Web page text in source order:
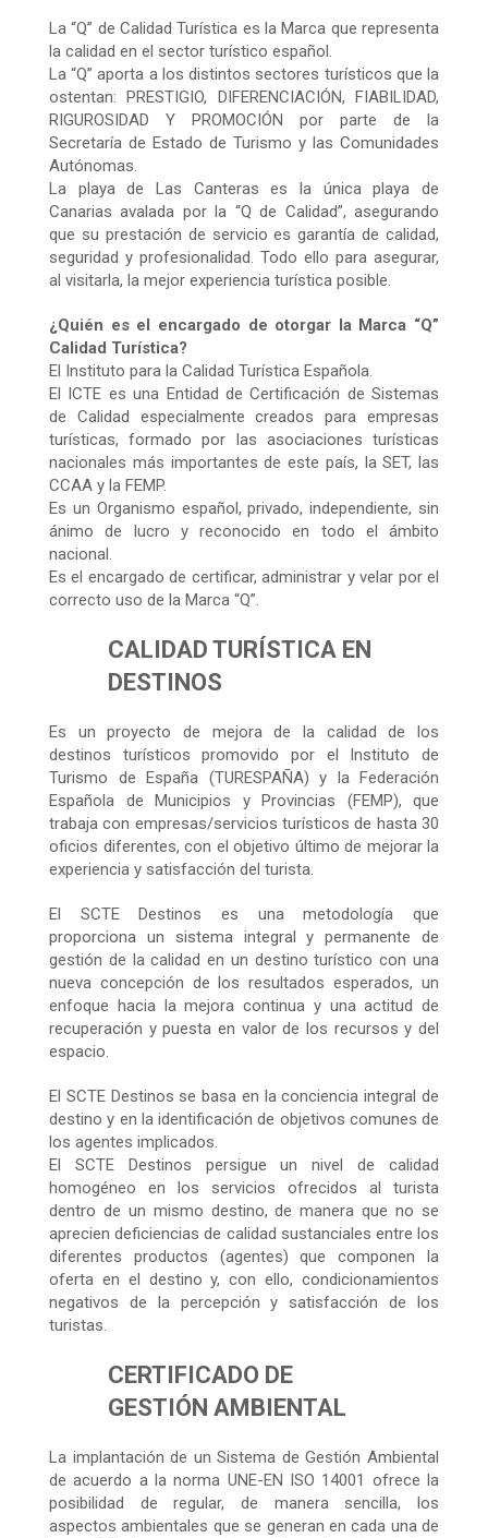
La “Q” de Calidad Turística es la Marca que representa
la calidad en el sector turístico español.
La “Q” aporta a los distintos sectores turísticos que la
ostentan: PRESTIGIO, DIFERENCIACIÓN, FIABILIDAD,
RIGUROSIDAD Y PROMOCIÓN por parte de la
Secretaría de Estado de Turismo y las Comunidades
Autónomas.
La playa de Las Canteras es la única playa de
Canarias avalada por la “Q de Calidad”, asegurando
que su prestación de servicio es garantía de calidad,
seguridad y profesionalidad. Todo ello para asegurar,
al visitarla, la mejor experiencia turística posible.
¿Quién es el encargado de otorgar la Marca “Q”
Calidad Turística?
El Instituto para la Calidad Turística Española.
El ICTE es una Entidad de Certificación de Sistemas
de Calidad especialmente creados para empresas
turísticas, formado por las asociaciones turísticas
nacionales más importantes de este país, la SET, las
CCAA y la FEMP.
Es un Organismo español, privado, independiente, sin
ánimo de lucro y reconocido en todo el ámbito
nacional.
Es el encargado de certificar, administrar y velar por el
correcto uso de la Marca “Q”.
CALIDAD TURÍSTICA EN
DESTINOS
Es un proyecto de mejora de la calidad de los
destinos turísticos promovido por el Instituto de
Turismo de España (TURESPAÑA) y la Federación
Española de Municipios y Provincias (FEMP), que
trabaja con empresas/servicios turísticos de hasta 30
oficios diferentes, con el objetivo último de mejorar la
experiencia y satisfacción del turista.
El SCTE Destinos es una metodología que
proporciona un sistema integral y permanente de
gestión de la calidad en un destino turístico con una
nueva concepción de los resultados esperados, un
enfoque hacia la mejora continua y una actitud de
recuperación y puesta en valor de los recursos y del
espacio.
El SCTE Destinos se basa en la conciencia integral de
destino y en la identificación de objetivos comunes de
los agentes implicados.
El SCTE Destinos persigue un nivel de calidad
homogéneo en los servicios ofrecidos al turista
dentro de un mismo destino, de manera que no se
aprecien deficiencias de calidad sustanciales entre los
diferentes productos (agentes) que componen la
oferta en el destino y, con ello, condicionamientos
negativos de la percepción y satisfacción de los
turistas.
CERTIFICADO DE
GESTIÓN AMBIENTAL
La implantación de un Sistema de Gestión Ambiental
de acuerdo a la norma UNE-EN ISO 14001 ofrece la
posibilidad de regular, de manera sencilla, los
aspectos ambientales que se generan en cada una de